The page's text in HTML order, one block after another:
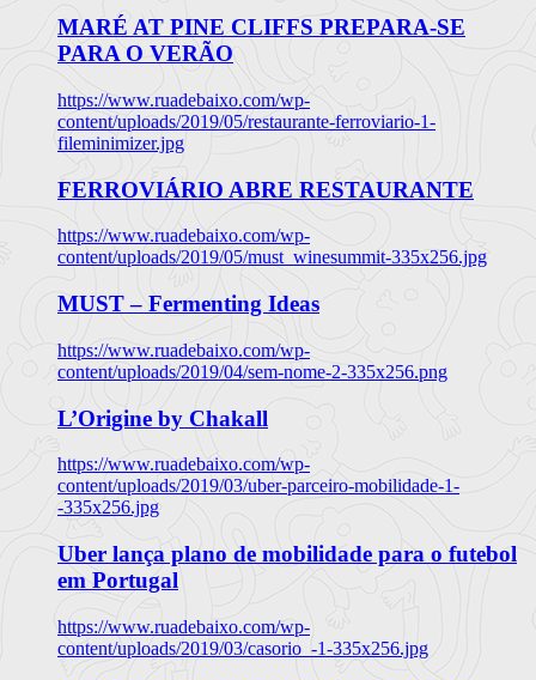
MARÉ AT PINE CLIFFS PREPARA-SE
PARA O VERÃO
https://www.ruadebaixo.com/wp-
content/uploads/2019/05/restaurante-ferroviario-1-
fileminimizer.jpg
FERROVIÁRIO ABRE RESTAURANTE
https://www.ruadebaixo.com/wp-
content/uploads/2019/05/must_winesummit-335x256.jpg
MUST – Fermenting Ideas
https://www.ruadebaixo.com/wp-
content/uploads/2019/04/sem-nome-2-335x256.png
L’Origine by Chakall
https://www.ruadebaixo.com/wp-
content/uploads/2019/03/uber-parceiro-mobilidade-1-
-335x256.jpg
Uber lança plano de mobilidade para o futebol
em Portugal
https://www.ruadebaixo.com/wp-
content/uploads/2019/03/casorio_-1-335x256.jpg